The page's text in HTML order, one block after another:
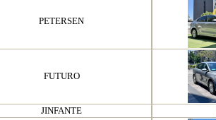
PETERSEN
FUTURO
JINFANTE